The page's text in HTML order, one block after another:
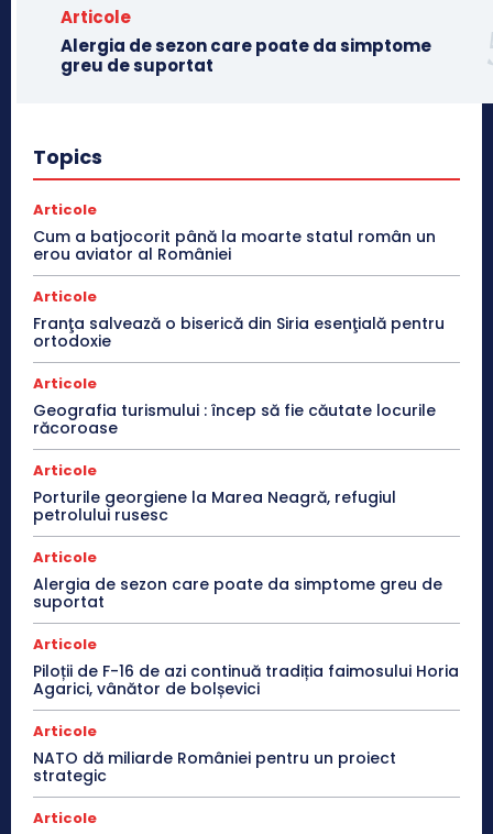
Articole
Alergia de sezon care poate da simptome
greu de suportat
Topics
Articole
Cum a batjocorit până la moarte statul român un
erou aviator al României
Articole
Franţa salvează o biserică din Siria esenţială pentru
ortodoxie
Articole
Geografia turismului : încep să fie căutate locurile
răcoroase
Articole
Porturile georgiene la Marea Neagră, refugiul
petrolului rusesc
Articole
Alergia de sezon care poate da simptome greu de
suportat
Articole
Piloții de F-16 de azi continuă tradiția faimosului Horia
Agarici, vânător de bolșevici
Articole
NATO dă miliarde României pentru un proiect
strategic
Articole